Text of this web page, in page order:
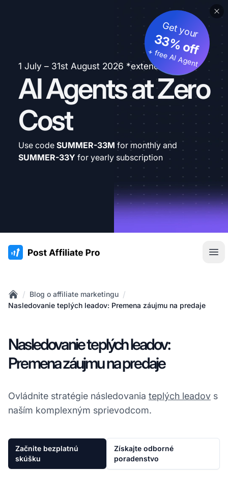
1 July – 31st August 2026 *extended
AI Agents at Zero
Cost
Get your
33% off
+ free AI Agent
Use code SUMMER-33M for monthly and
SUMMER-33Y for yearly subscription
:site.title
Home
/ Blog o affiliate marketingu /
Nasledovanie teplých leadov: Premena záujmu na predaje
Nasledovanie teplých leadov:
Premena záujmu na predaje
Ovládnite stratégie následovania teplých leadov s
naším komplexným sprievodcom.
Začnite bezplatnú
skúšku
Získajte odborné
poradenstvo